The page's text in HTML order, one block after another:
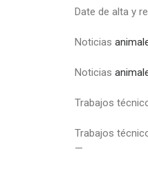
Date de alta y
Noticias
Noticias
Trabajos
Trabajos
—